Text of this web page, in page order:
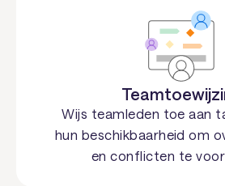
Wijs teamleden toe aan
hun beschikbaarheid om
en conflicten te